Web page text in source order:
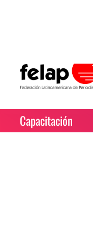
Capacitación